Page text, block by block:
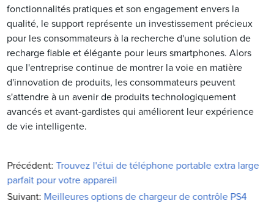
fonctionnalités pratiques et son engagement envers la
qualité, le support représente un investissement précieux
pour les consommateurs à la recherche d'une solution de
recharge fiable et élégante pour leurs smartphones. Alors
que l'entreprise continue de montrer la voie en matière
d'innovation de produits, les consommateurs peuvent
s'attendre à un avenir de produits technologiquement
avancés et avant-gardistes qui améliorent leur expérience
de vie intelligente.
Précédent: Trouvez l'étui de téléphone portable extra large
parfait pour votre appareil
Suivant: Meilleures options de chargeur de contrôle PS4